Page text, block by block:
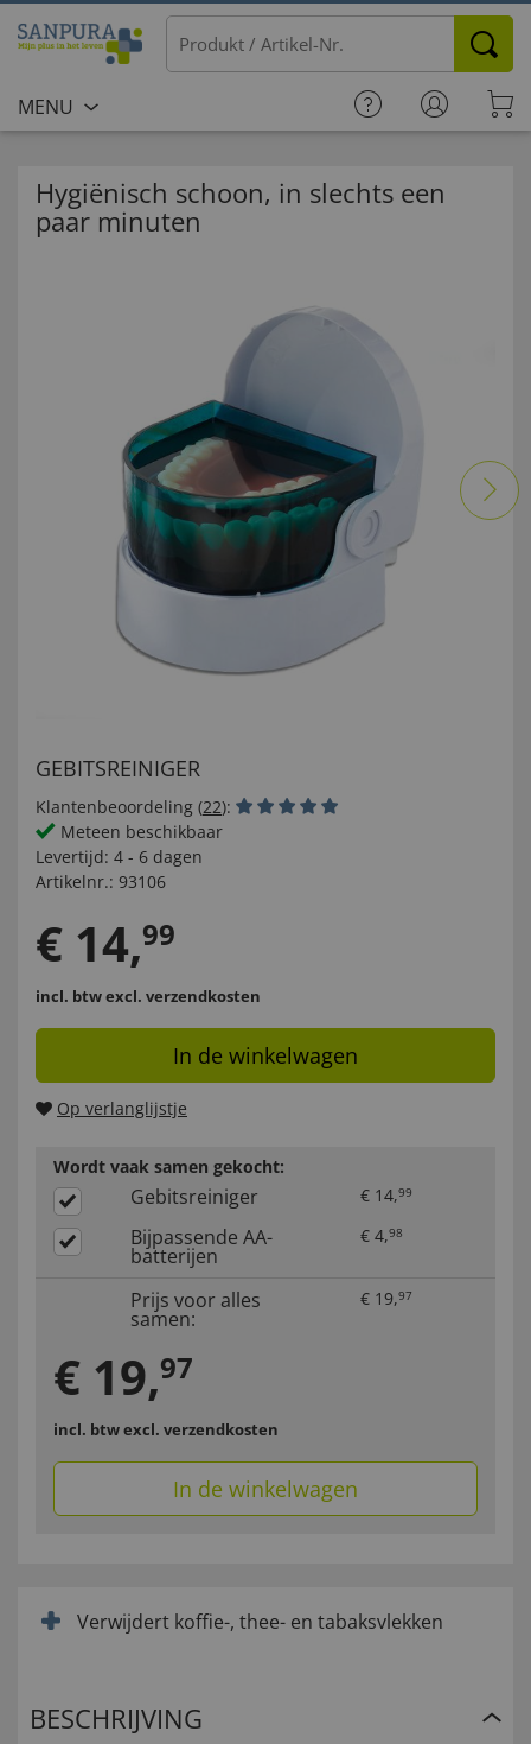
MENU
Hygiënisch schoon, in slechts een
paar minuten
GEBITSREINIGER
Klantenbeoordeling (22):
Meteen beschikbaar
Levertijd: 4 - 6 dagen
Artikelnr.: 93106
€ 14,99
incl. btwexcl. verzendkosten
In de winkelwagen
Op verlanglijstje
Wordt vaak samen gekocht:
Gebitsreiniger € 14,99
Bijpassende AA-
batterijen
€ 4,98
Prijs voor alles
samen:
€ 19,97
€ 19,97
incl. btwexcl. verzendkosten
In de winkelwagen
Verwijdert koffie-, thee- en tabaksvlekken
BESCHRIJVING